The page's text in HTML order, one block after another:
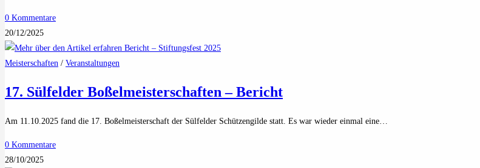
0 Kommentare
20/12/2025
Meisterschaften / Veranstaltungen
17. Sülfelder Boßelmeisterschaften – Bericht
Am 11.10.2025 fand die 17. Boßelmeisterschaft der Sülfelder Schützengilde statt. Es war wieder einmal eine…
0 Kommentare
28/10/2025